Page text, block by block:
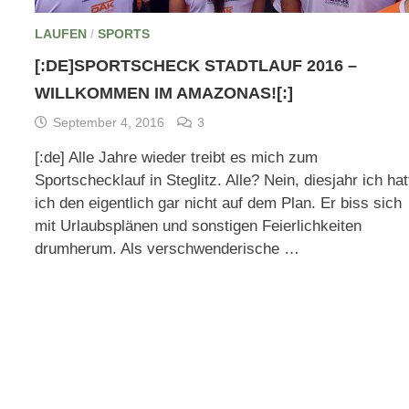
LAUFEN /SPORTS
[:DE]SPORTSCHECK STADTLAUF 2016 –
WILLKOMMEN IM AMAZONAS![:]
September 4, 2016 3
[:de] Alle Jahre wieder treibt es mich zum
Sportschecklauf in Steglitz. Alle? Nein, diesjahr ich
ich den eigentlich gar nicht auf dem Plan. Er biss sich
mit Urlaubsplänen und sonstigen Feierlichkeiten
drumherum. Als verschwenderische …